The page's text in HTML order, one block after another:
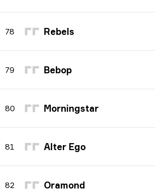
78 Rebels
79 Bebop
80 Morningstar
81 Alter Ego
82 Oramond